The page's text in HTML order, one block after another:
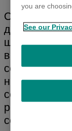
Собаки
для
вакцинации
серовары
наиболее
сероварами
собак
you are
See our